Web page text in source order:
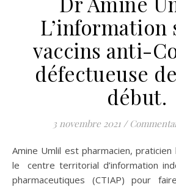
L’information
vaccins anti-
défectueuse
début.
3 novembre 2021 /
Amine Umlil est pharmacien, praticien hospitalier; il a créé
le centre territorial d’information
pharmaceutiques (CTIAP) pour